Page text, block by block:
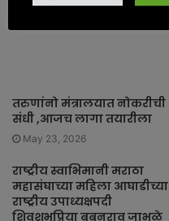
तरुणांनो मंत्रालयात नोकरीची
संधी ,आजच लागा तयारीला
May 23, 2026
राष्ट्रीय स्वाभिमानी मराठा
महासंघाच्या महिला आघाडीच्या
राष्ट्रीय उपाध्यक्षपदी
शिवशभप्रिया बबनराव जाभळे